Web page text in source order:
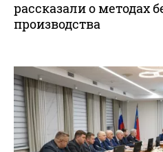
рассказали о методах
производства